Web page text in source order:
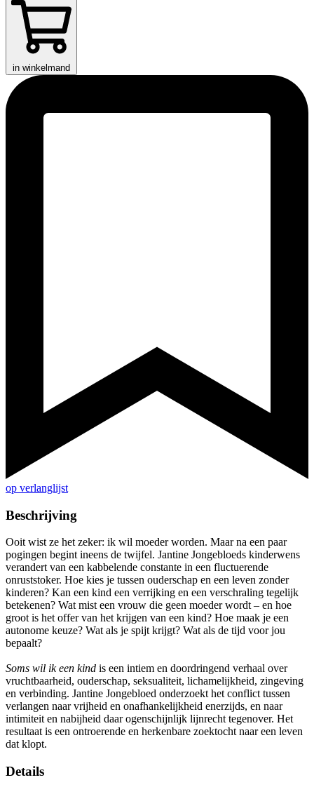
in winkelmand
op verlanglijst
Beschrijving
Ooit wist ze het zeker: ik wil moeder worden. Maar na een paar
pogingen begint ineens de twijfel. Jantine Jongebloeds kinderwens
verandert van een kabbelende constante in een fluctuerende
onruststoker. Hoe kies je tussen ouderschap en een leven zonder
kinderen? Kan een kind een verrijking en een verschraling tegelijk
betekenen? Wat mist een vrouw die geen moeder wordt – en hoe
groot is het offer van het krijgen van een kind? Hoe maak je een
autonome keuze? Wat als je spijt krijgt? Wat als de tijd voor jou
bepaalt?
Soms wil ik een kind is een intiem en doordringend verhaal over
vruchtbaarheid, ouderschap, seksualiteit, lichamelijkheid, zingeving
en verbinding. Jantine Jongebloed onderzoekt het conflict tussen
verlangen naar vrijheid en onafhankelijkheid enerzijds, en naar
intimiteit en nabijheid daar ogenschijnlijk lijnrecht tegenover. Het
resultaat is een ontroerende en herkenbare zoektocht naar een leven
dat klopt.
Details